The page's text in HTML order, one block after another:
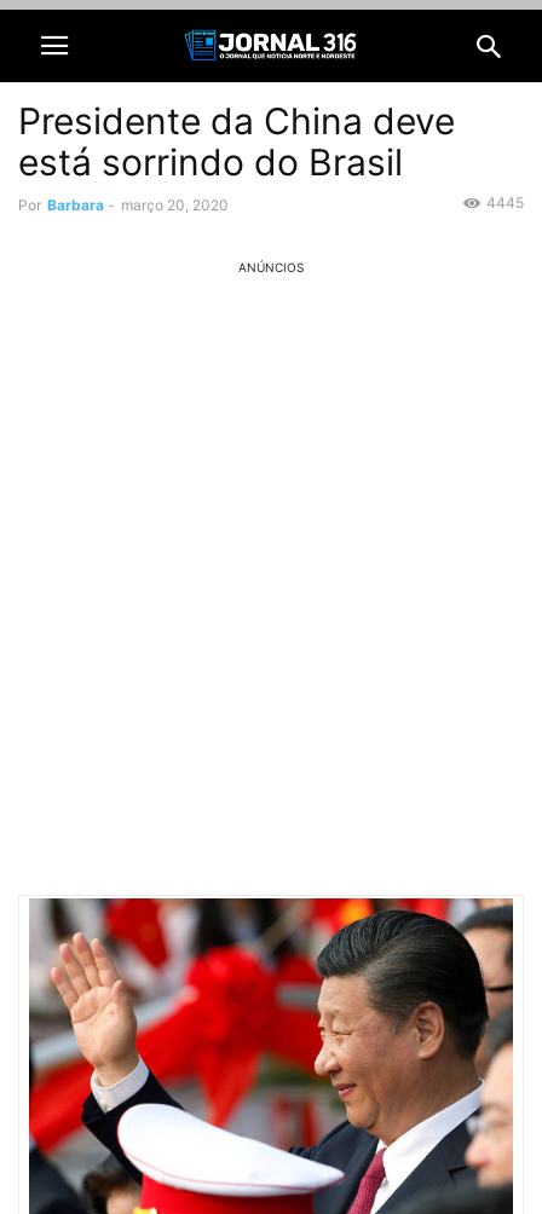
Presidente da China deve
está sorrindo do Brasil
Por Barbara - março 20, 2020 4445
ANÚNCIOS